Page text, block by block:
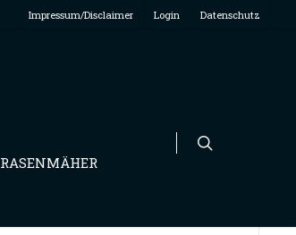
Impressum/Disclaimer Login Datenschutz
RASENMÄHER